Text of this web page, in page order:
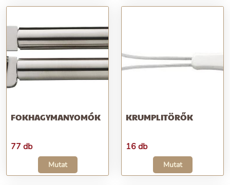
FOKHAGYMANYOMÓK
77 db
Mutat
KRUMPLITÖRŐK
16 db
Mutat